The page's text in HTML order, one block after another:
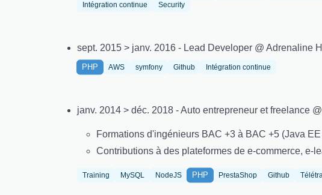
Intégration continue
Security
sept. 2015 > janv. 2016 - Lead Developer @ Adrenaline
PHP AWS symfony Github Intégration continue
janv. 2014 > déc. 2018 - Auto entrepreneur et freelance @
Formations d'ingénieurs BAC +3 à BAC +5 (Java
Contributions à des plateformes de e-commerce, e-
Training MySQL NodeJS PHP PrestaShop Github